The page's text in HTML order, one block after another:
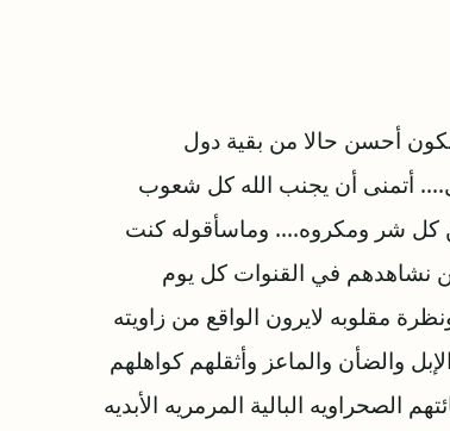
أحسن حالا من بقية دول
أتمنى أن يجنب الله كل شعوب
كل شر ومكروه.... وماسأقوله كنت
نشاهدهم في القنوات كل يوم
مقلوبه لايرون الواقع من زاويته
والضأن والماعز وأثقلهم كواهلهم
الصحراويه البالية المرمريه الأبديه